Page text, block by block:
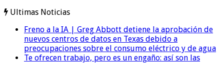
Ultimas Noticias
Freno a la IA | Greg Abbott detiene la aprobación de
nuevos centros de datos en Texas debido a
preocupaciones sobre el consumo eléctrico y de agua
Te ofrecen trabajo, pero es un engaño: así son las